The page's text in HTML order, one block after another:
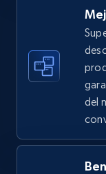
Seller id,
info, Stars,
2.5K+
URL, Product
Seller
del